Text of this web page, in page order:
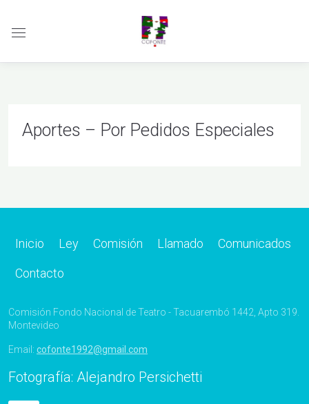
Aportes – Por Pedidos Especiales
Inicio Ley Comisión Llamado Comunicados
Contacto
Comisión Fondo Nacional de Teatro - Tacuarembó 1442, Apto 319.
Montevideo
Email: cofonte1992@gmail.com
Fotografía: Alejandro Persichetti